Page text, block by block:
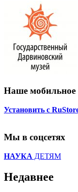
Наше мобильное
Установить с
Мы в соцсетях
НАУКА ДЕТЯМ
Недавнее